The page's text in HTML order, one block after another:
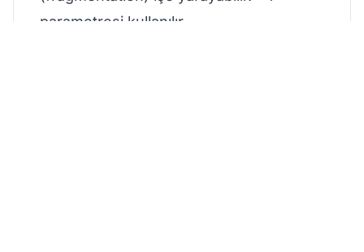
parametresi kullanılır